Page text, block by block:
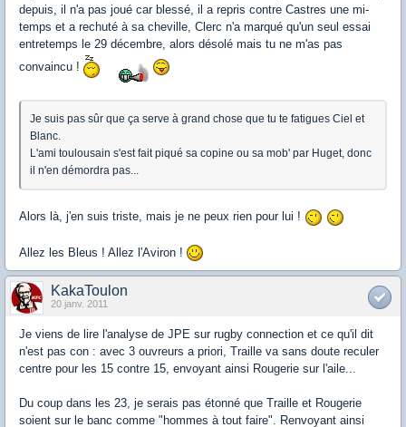
depuis, il n'a pas joué car blessé, il a repris contre Castres une mi-
temps et a rechuté à sa cheville, Clerc n'a marqué qu'un seul essai
entretemps le 29 décembre, alors désolé mais tu ne m'as pas
convaincu !
Je suis pas sûr que ça serve à grand chose que tu te fatigues Ciel et
Blanc.
L'ami toulousain s'est fait piqué sa copine ou sa mob' par Huget, donc
il n'en démordra pas...
Alors là, j'en suis triste, mais je ne peux rien pour lui !
Allez les Bleus ! Allez l'Aviron !
KakaToulon
20 janv. 2011
Je viens de lire l'analyse de JPE sur rugby connection et ce qu'il dit
n'est pas con : avec 3 ouvreurs a priori, Traille va sans doute reculer
centre pour les 15 contre 15, envoyant ainsi Rougerie sur l'aile...
Du coup dans les 23, je serais pas étonné que Traille et Rougerie
soient sur le banc comme "hommes à tout faire". Renvoyant ainsi